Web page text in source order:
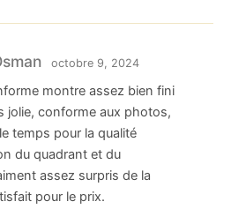
octobre 9, 2024
montre assez bien fini
jolie, conforme aux photos,
temps pour la qualité
du quadrant et du
assez surpris de la
pour le prix.